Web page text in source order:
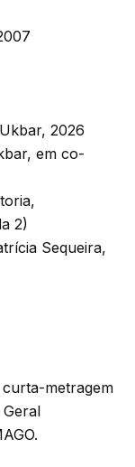
2026
em co-
2)
Sequeira,
metragem
Geral